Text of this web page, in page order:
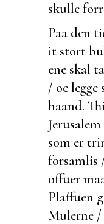
skulle
Paa den
it stort
ene skal
/ oc legge
haand.
som er
forsamlis
offuer
Plaffuen
Mulerne /